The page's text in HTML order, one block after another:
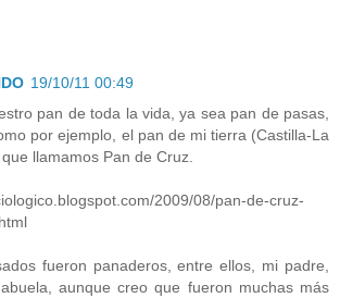
19/10/11 00:49
pan de toda la vida, ya sea pan de pasas,
por ejemplo, el pan de mi tierra (Castilla-La
llamamos Pan de Cruz.
2009/08/pan-de-cruz-
fueron panaderos, entre ellos, mi padre,
aunque creo que fueron muchas más